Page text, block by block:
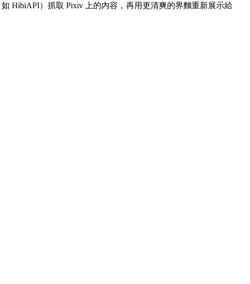
HibiAPI）抓取 Pixiv 上的內容，再用更清爽的界麵重新展示給